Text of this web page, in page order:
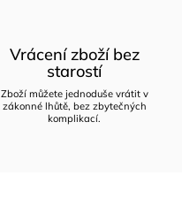
Vrácení zboží bez
starostí
Zboží můžete jednoduše vrátit v
zákonné lhůtě, bez zbytečných
komplikací.